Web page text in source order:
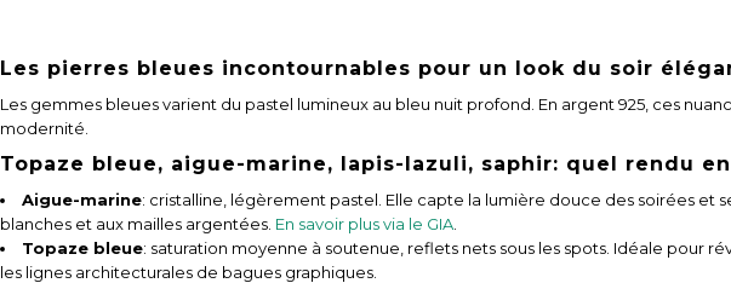
Les pierres bleues incontournables pour un look du soir
Les gemmes bleues varient du pastel lumineux au bleu nuit profond. En argent 925, ces
modernité.
Topaze bleue, aigue-marine, lapis-lazuli, saphir: quel rendu
Aigue-marine: cristalline, légèrement pastel. Elle capte la lumière douce des soirées et
blanches et aux mailles argentées. En savoir plus via le GIA.
Topaze bleue: saturation moyenne à soutenue, reflets nets sous les spots. Idéale pour
les lignes architecturales de bagues graphiques.